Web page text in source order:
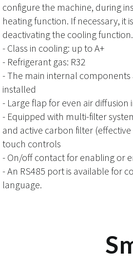
configure the machine, during
heating function. If necessary, it
deactivating the cooling function.
- Class in cooling: up to A+
- Refrigerant gas: R32
- The main internal
installed
- Large flap for even air diffusion
- Equipped with multi-filter
and active carbon filter
touch controls
- On/off contact for enabling or
- An RS485 port is available for
language.